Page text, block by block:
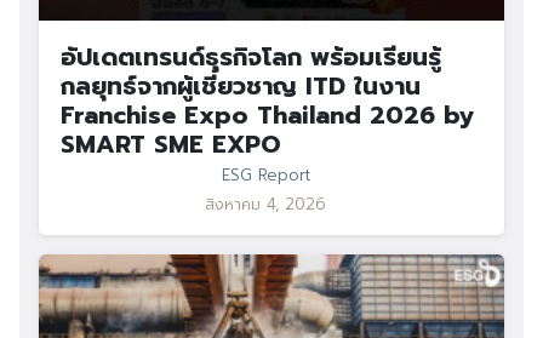
อัปเดตเทรนด์ธุรกิจโลก พร้อมเรียนรู้
กลยุทธ์จากผู้เชี่ยวชาญ ITD ในงาน
Franchise Expo Thailand 2026 by
SMART SME EXPO
ESG Report
สิงหาคม 4, 2026